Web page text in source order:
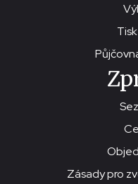
Zásady pro